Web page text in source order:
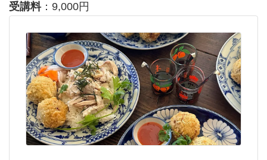
受講料：9,000円